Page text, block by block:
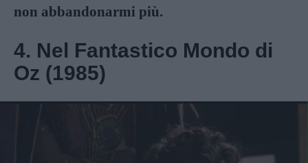
non abbandonarmi più.
4. Nel Fantastico Mondo di
Oz (1985)